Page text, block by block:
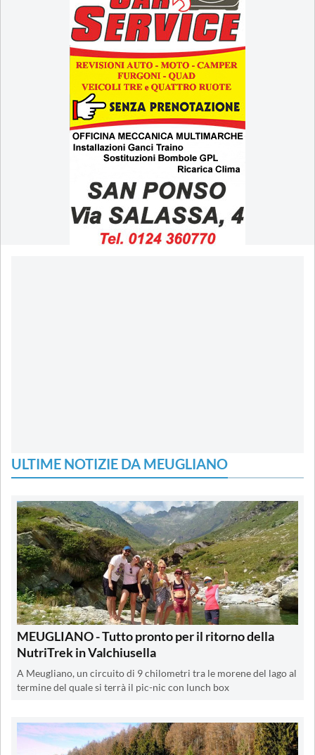
ULTIME NOTIZIE DA MEUGLIANO
MEUGLIANO - Tutto pronto per il ritorno della
NutriTrek in Valchiusella
A Meugliano, un circuito di 9 chilometri tra le morene del lago al
termine del quale si terrà il pic-nic con lunch box